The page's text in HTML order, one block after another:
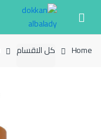
navigation
content
Home كل الاقسام